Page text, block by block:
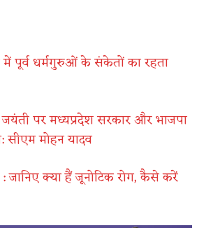
में पूर्व धर्मगुरुओं के संकेतों का रहता
जयंती पर मध्यप्रदेश सरकार और भाजपा
मोहन यादव
: जानिए क्या हैं जूनोटिक रोग, कैसे करें